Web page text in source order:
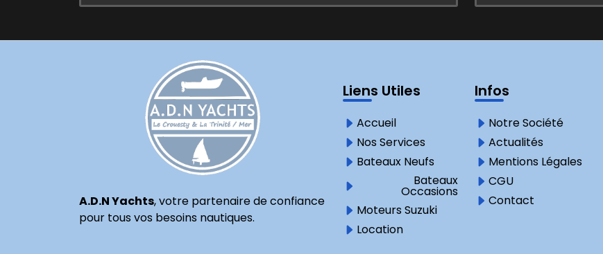
A.D.N Yachts, votre partenaire de confiance
pour tous vos besoins nautiques.
Liens Utiles
Accueil
Nos Services
Bateaux Neufs
Bateaux
Occasions
Moteurs Suzuki
Location
Infos
Notre Société
Actualités
Mentions Légales
CGU
Contact